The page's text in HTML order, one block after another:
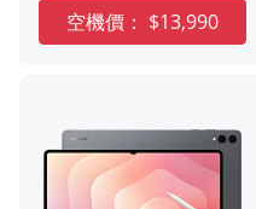
空機價： $13,990